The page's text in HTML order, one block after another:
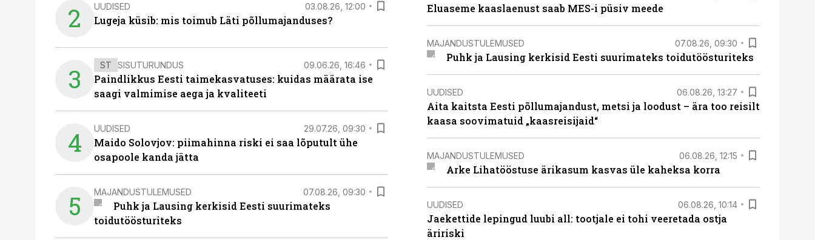
2 UUDISED 03.08.26, 12:00
Lugeja küsib: mis toimub Läti põllumajanduses?
3 ST SISUTURUNDUS 09.06.26, 16:46
Paindlikkus Eesti taimekasvatuses: kuidas määrata ise
saagi valmimise aega ja kvaliteeti
4 UUDISED 29.07.26, 09:30
Maido Solovjov: piimahinna riski ei saa lõputult ühe
osapoole kanda jätta
5 MAJANDUSTULEMUSED 07.08.26, 09:30
Puhk ja Lausing kerkisid Eesti suurimateks
toidutöösturiteks
Eluaseme kaaslaenust saab MES-i püsiv meede
MAJANDUSTULEMUSED 07.08.26, 09:30
Puhk ja Lausing kerkisid Eesti suurimateks toidutöösturiteks
UUDISED 06.08.26, 13:27
Aita kaitsta Eesti põllumajandust, metsi ja loodust – ära too reisilt
kaasa soovimatuid „kaasreisijaid“
MAJANDUSTULEMUSED 06.08.26, 12:15
Arke Lihatööstuse ärikasum kasvas üle kaheksa korra
UUDISED 06.08.26, 10:14
Jaekettide lepingud luubi all: tootjale ei tohi veeretada ostja
äririski